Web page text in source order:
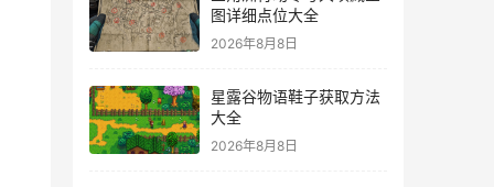
图详细点位大全
2026年8月8日
星露谷物语鞋子获取方法
大全
2026年8月8日